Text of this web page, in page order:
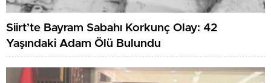
Siirt’te Bayram Sabahı Korkunç Olay: 42
Yaşındaki Adam Ölü Bulundu